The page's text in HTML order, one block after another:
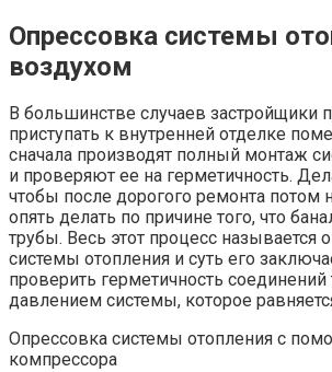
Опрессовка системы
воздухом
В большинстве случаев застройщики
приступать к внутренней отделке
сначала производят полный монтаж
и проверяют ее на герметичность.
чтобы после дорогого ремонта потом
опять делать по причине того, что
трубы. Весь этот процесс называется
системы отопления и суть его
проверить герметичность
давлением системы, которое
Опрессовка системы отопления с
компрессора